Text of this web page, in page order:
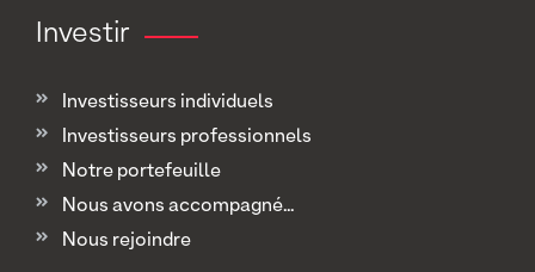
Investir
Investisseurs individuels
Investisseurs professionnels
Notre portefeuille
Nous avons accompagné...
Nous rejoindre